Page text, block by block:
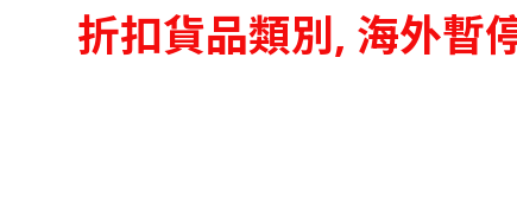
折扣貨品類別, 海外暫